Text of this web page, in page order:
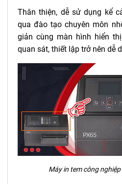
Thân thiện, dễ sử dụng kể
qua đào tạo chuyên môn
giản cùng màn hình hiển
quan sát, thiết lập trở nên dễ
Máy in tem công